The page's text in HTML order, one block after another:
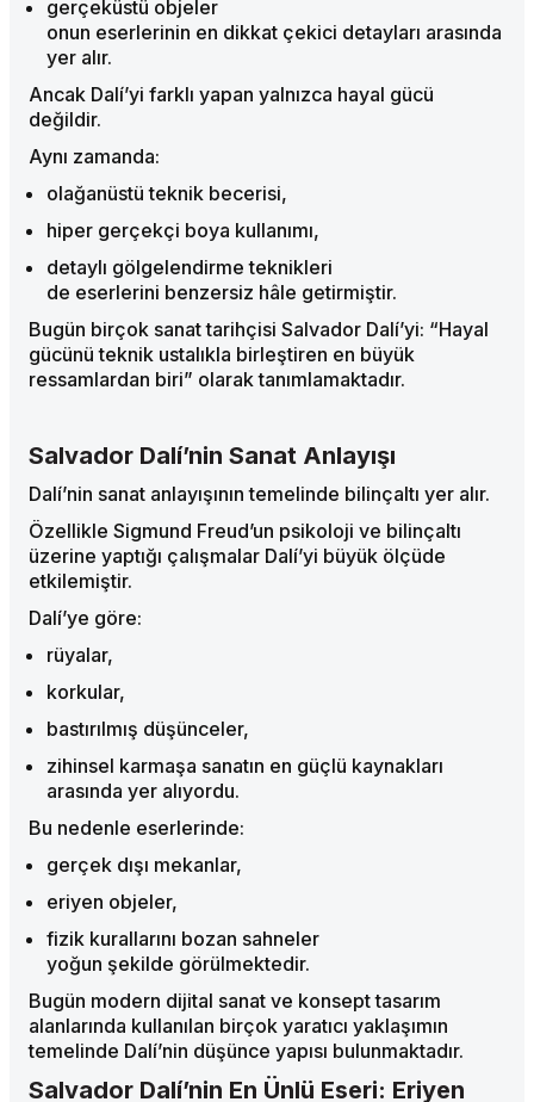
gerçeküstü objeler
onun eserlerinin en dikkat çekici detayları arasında
yer alır.
Ancak Dalí’yi farklı yapan yalnızca hayal gücü
değildir.
Aynı zamanda:
olağanüstü teknik becerisi,
hiper gerçekçi boya kullanımı,
detaylı gölgelendirme teknikleri
de eserlerini benzersiz hâle getirmiştir.
Bugün birçok sanat tarihçisi Salvador Dalí’yi: “Hayal
gücünü teknik ustalıkla birleştiren en büyük
ressamlardan biri” olarak tanımlamaktadır.
Salvador Dalí’nin Sanat Anlayışı
Dalí’nin sanat anlayışının temelinde bilinçaltı yer alır.
Özellikle Sigmund Freud’un psikoloji ve bilinçaltı
üzerine yaptığı çalışmalar Dalí’yi büyük ölçüde
etkilemiştir.
Dalí’ye göre:
rüyalar,
korkular,
bastırılmış düşünceler,
zihinsel karmaşa sanatın en güçlü kaynakları
arasında yer alıyordu.
Bu nedenle eserlerinde:
gerçek dışı mekanlar,
eriyen objeler,
fizik kurallarını bozan sahneler
yoğun şekilde görülmektedir.
Bugün modern dijital sanat ve konsept tasarım
alanlarında kullanılan birçok yaratıcı yaklaşımın
temelinde Dalí’nin düşünce yapısı bulunmaktadır.
Salvador Dalí’nin En Ünlü Eseri: Eriyen